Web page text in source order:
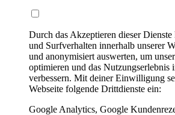
Durch das Akzeptieren dieser
und Surfverhalten innerhalb unserer
und anonymisiert auswerten, um
optimieren und das Nutzungserlebnis
verbessern. Mit deiner Einwilligung
Webseite folgende Drittdienste ein:
Google Analytics, Google